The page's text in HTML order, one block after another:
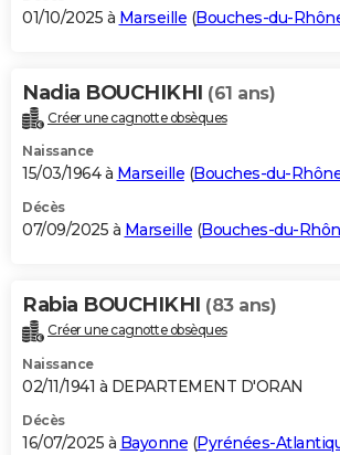
01/10/2025 à Marseille (Bouches-du-
Nadia BOUCHIKHI (61 ans)
Créer une cagnotte obsèques
Naissance
15/03/1964 à Marseille (Bouches-du-
Décès
07/09/2025 à Marseille (Bouches-du-
Rabia BOUCHIKHI (83 ans)
Créer une cagnotte obsèques
Naissance
02/11/1941 à DEPARTEMENT D'ORAN
Décès
16/07/2025 à Bayonne (Pyrénées-